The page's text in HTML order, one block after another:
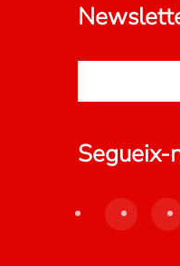
Segueix-